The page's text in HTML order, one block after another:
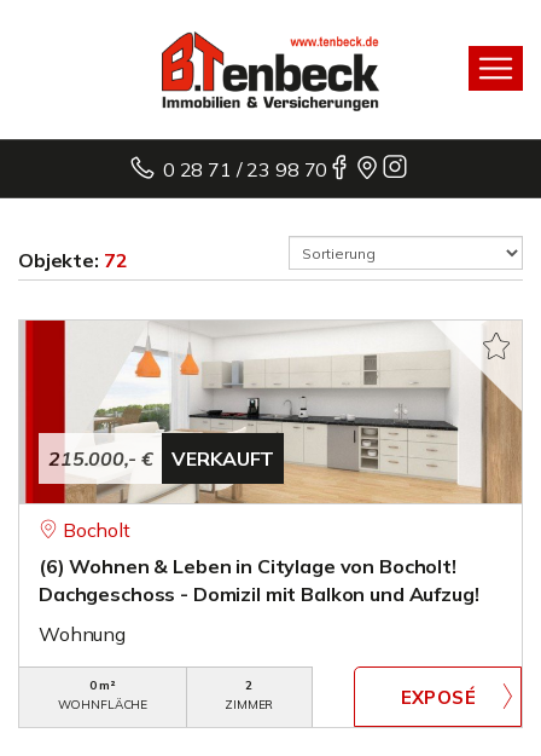
0 28 71 / 23 98 70
Objekte: 72
215.000,- € VERKAUFT
Bocholt
(6) Wohnen & Leben in Citylage von Bocholt!
Dachgeschoss - Domizil mit Balkon und Aufzug!
Wohnung
0 m²
WOHNFLÄCHE
2
ZIMMER